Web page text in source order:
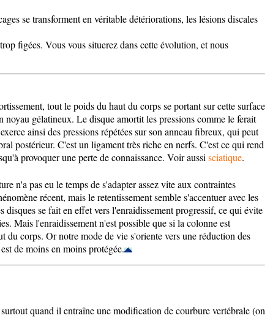
se transforment en véritable détériorations, les lésions discales
figées. Vous vous situerez dans cette évolution, et nous
tout le poids du haut du corps se portant sur cette surface
gélatineux. Le disque amortit les pressions comme le ferait
ainsi des pressions répétées sur son anneau fibreux, qui peut
postérieur. C'est un ligament très riche en nerfs. C'est ce qui rend
provoquer une perte de connaissance. Voir aussi sciatique.
n'a pas eu le temps de s'adapter assez vite aux contraintes
récent, mais le retentissement semble s'accentuer avec les
se fait en effet vers l'enraidissement progressif, ce qui évite
Mais l'enraidissement n'est possible que si la colonne est
du corps. Or notre mode de vie s'oriente vers une réduction des
de moins en moins protégée.
quand il entraîne une modification de courbure vertébrale (on